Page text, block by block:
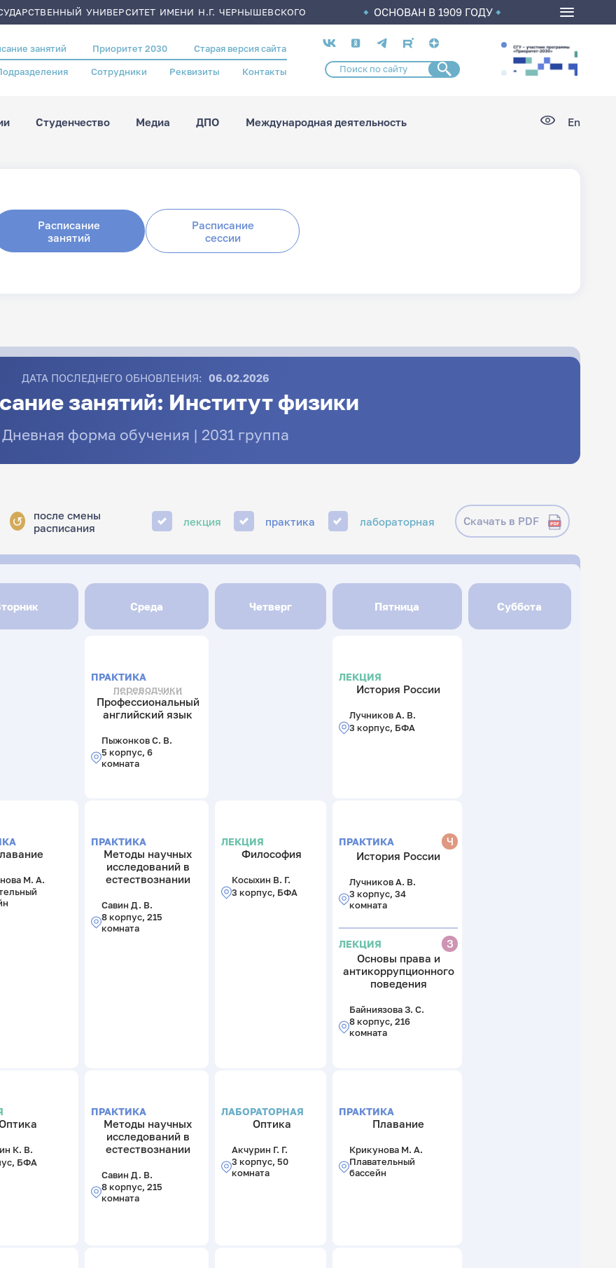
УНИВЕРСИТЕТ ИМЕНИ Н.Г. ЧЕРНЫШЕВСКОГО ОСНОВАН В 1909 ГОДУ
занятий Приоритет 2030 Старая версия сайта
Сотрудники Реквизиты Контакты
Социальные
сети
Студенчество Медиа ДПО Международная деятельность En
Расписание
занятий
Расписание
сессии
ДАТА ПОСЛЕДНЕГО ОБНОВЛЕНИЯ: 06.02.2026
занятий: Институт физики
Дневная форма обучения | 2031 группа
↺
после смены
расписания
лекция практика лабораторная Скачать в PDF
Среда Четверг Пятница Суббота
ПРАКТИКА
переводчики
Профессиональный
английский язык
Пыжонков С. В.
5 корпус, 6
комната
ЛЕКЦИЯ
История России
Лучников А. В.
3 корпус, БФА
М. А.
ПРАКТИКА
Методы научных
исследований в
естествознании
Савин Д. В.
8 корпус, 215
комната
ЛЕКЦИЯ
Философия
Косыхин В. Г.
3 корпус, БФА
ПРАКТИКА
Ч
История России
Лучников А. В.
3 корпус, 34
комната
ЛЕКЦИЯ
З
Основы права и
антикоррупционного
поведения
Байниязова З. С.
8 корпус, 216
комната
К. В.
БФА
ПРАКТИКА
Методы научных
исследований в
естествознании
Савин Д. В.
8 корпус, 215
комната
ЛАБОРАТОРНАЯ
Оптика
Акчурин Г. Г.
3 корпус, 50
комната
ПРАКТИКА
Плавание
Крикунова М. А.
Плавательный
бассейн